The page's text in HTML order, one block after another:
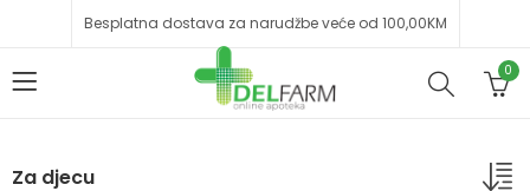
Besplatna dostava za narudžbe veće od 100,00KM
0
Za djecu